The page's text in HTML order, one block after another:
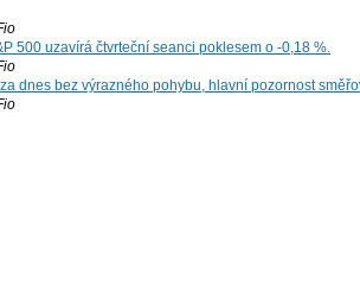
500 uzavírá čtvrteční seanci poklesem o -0,18 %.
dnes bez výrazného pohybu, hlavní pozornost